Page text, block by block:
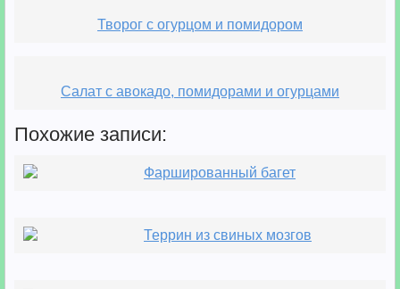
Творог с огурцом и помидором
Салат с авокадо, помидорами и огурцами
Похожие записи:
Фаршированный багет
Террин из свиных мозгов